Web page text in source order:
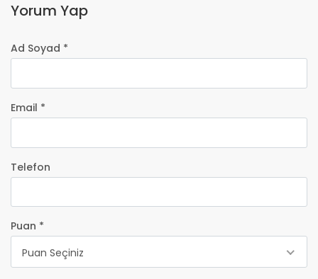
Yorum Yap
Ad Soyad *
Email *
Telefon
Puan *
Puan Seçiniz